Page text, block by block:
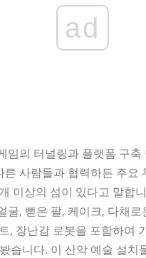
ad
임의 터널링과 플랫폼 구
른 사람들과 협력하든 주요
이상의 섬이 있다고 말합
굴, 뻗은 팔, 케이크, 다채
, 장난감 로봇을 포함하여
습니다. 이 산악 예술 설치